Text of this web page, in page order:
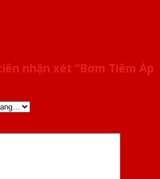
nhận xét “Bơm Tiêm Áp